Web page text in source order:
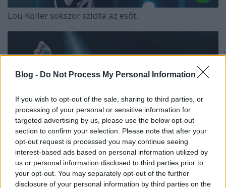
Blog - Do Not Process My Personal Information
If you wish to opt-out of the sale, sharing to third parties, or
processing of your personal or sensitive information for
targeted advertising by us, please use the below opt-out
section to confirm your selection. Please note that after your
opt-out request is processed you may continue seeing
interest-based ads based on personal information utilized by
us or personal information disclosed to third parties prior to
your opt-out. You may separately opt-out of the further
disclosure of your personal information by third parties on the
Lou Koller sokszor szidta az esőt.